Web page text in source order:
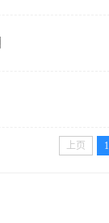
上页 1